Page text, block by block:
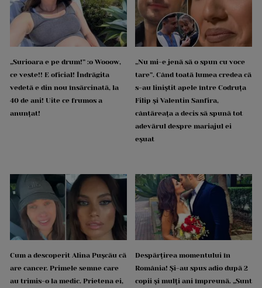
„Surioara e pe drum!” :o Wooow,
ce veste!! E oficial! Îndrăgita
vedetă e din nou însărcinată, la
40 de ani! Uite ce frumos a
anunțat!
„Nu mi-e jenă să o spun cu voce
tare”. Când toată lumea credea că
s-au liniștit apele între Codruța
Filip și Valentin Sanfira,
cântăreața a decis să spună tot
adevărul despre mariajul ei
eșuat
Cum a descoperit Alina Pușcău că
are cancer. Primele semne care
au trimis-o la medic. Prietena ei,
Despărțirea momentului în
România! Și-au spus adio după 2
copii și mulți ani împreună. „Sunt